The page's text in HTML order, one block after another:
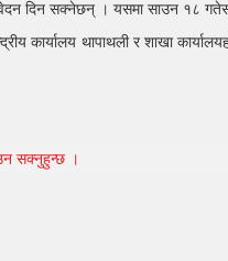
दिन सक्नेछन् । यसमा साउन १८
कार्यालय थापाथली र शाखा
सक्नुहुन्छ ।